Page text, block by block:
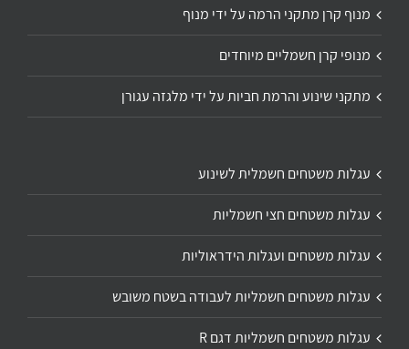
מנוף קרן מתקני הרמה על ידי מנוף
מנופי קרן חשמליים מיוחדים
מתקני שינוע והרמת חביות על ידי מלגזה עגורן
עגלות משטחים חשמלית לשינוע
עגלות משטחים חצי חשמליות
עגלות משטחים ועגלות הידראוליות
עגלות משטחים חשמליות לעבודה בשטח משובש
עגלות משטחים חשמליות דגם R